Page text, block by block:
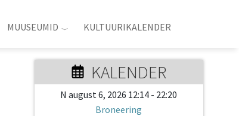
MUUSEUMID KULTUURIKALENDER
KALENDER
N august 6, 2026 12:14 - 22:20
Broneering